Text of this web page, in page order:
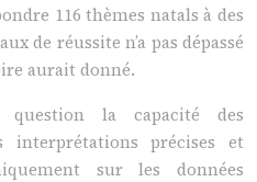
116 thèmes natals à des
de réussite n’a pas dépassé
aurait donné.
la capacité des
précises et
sur les données